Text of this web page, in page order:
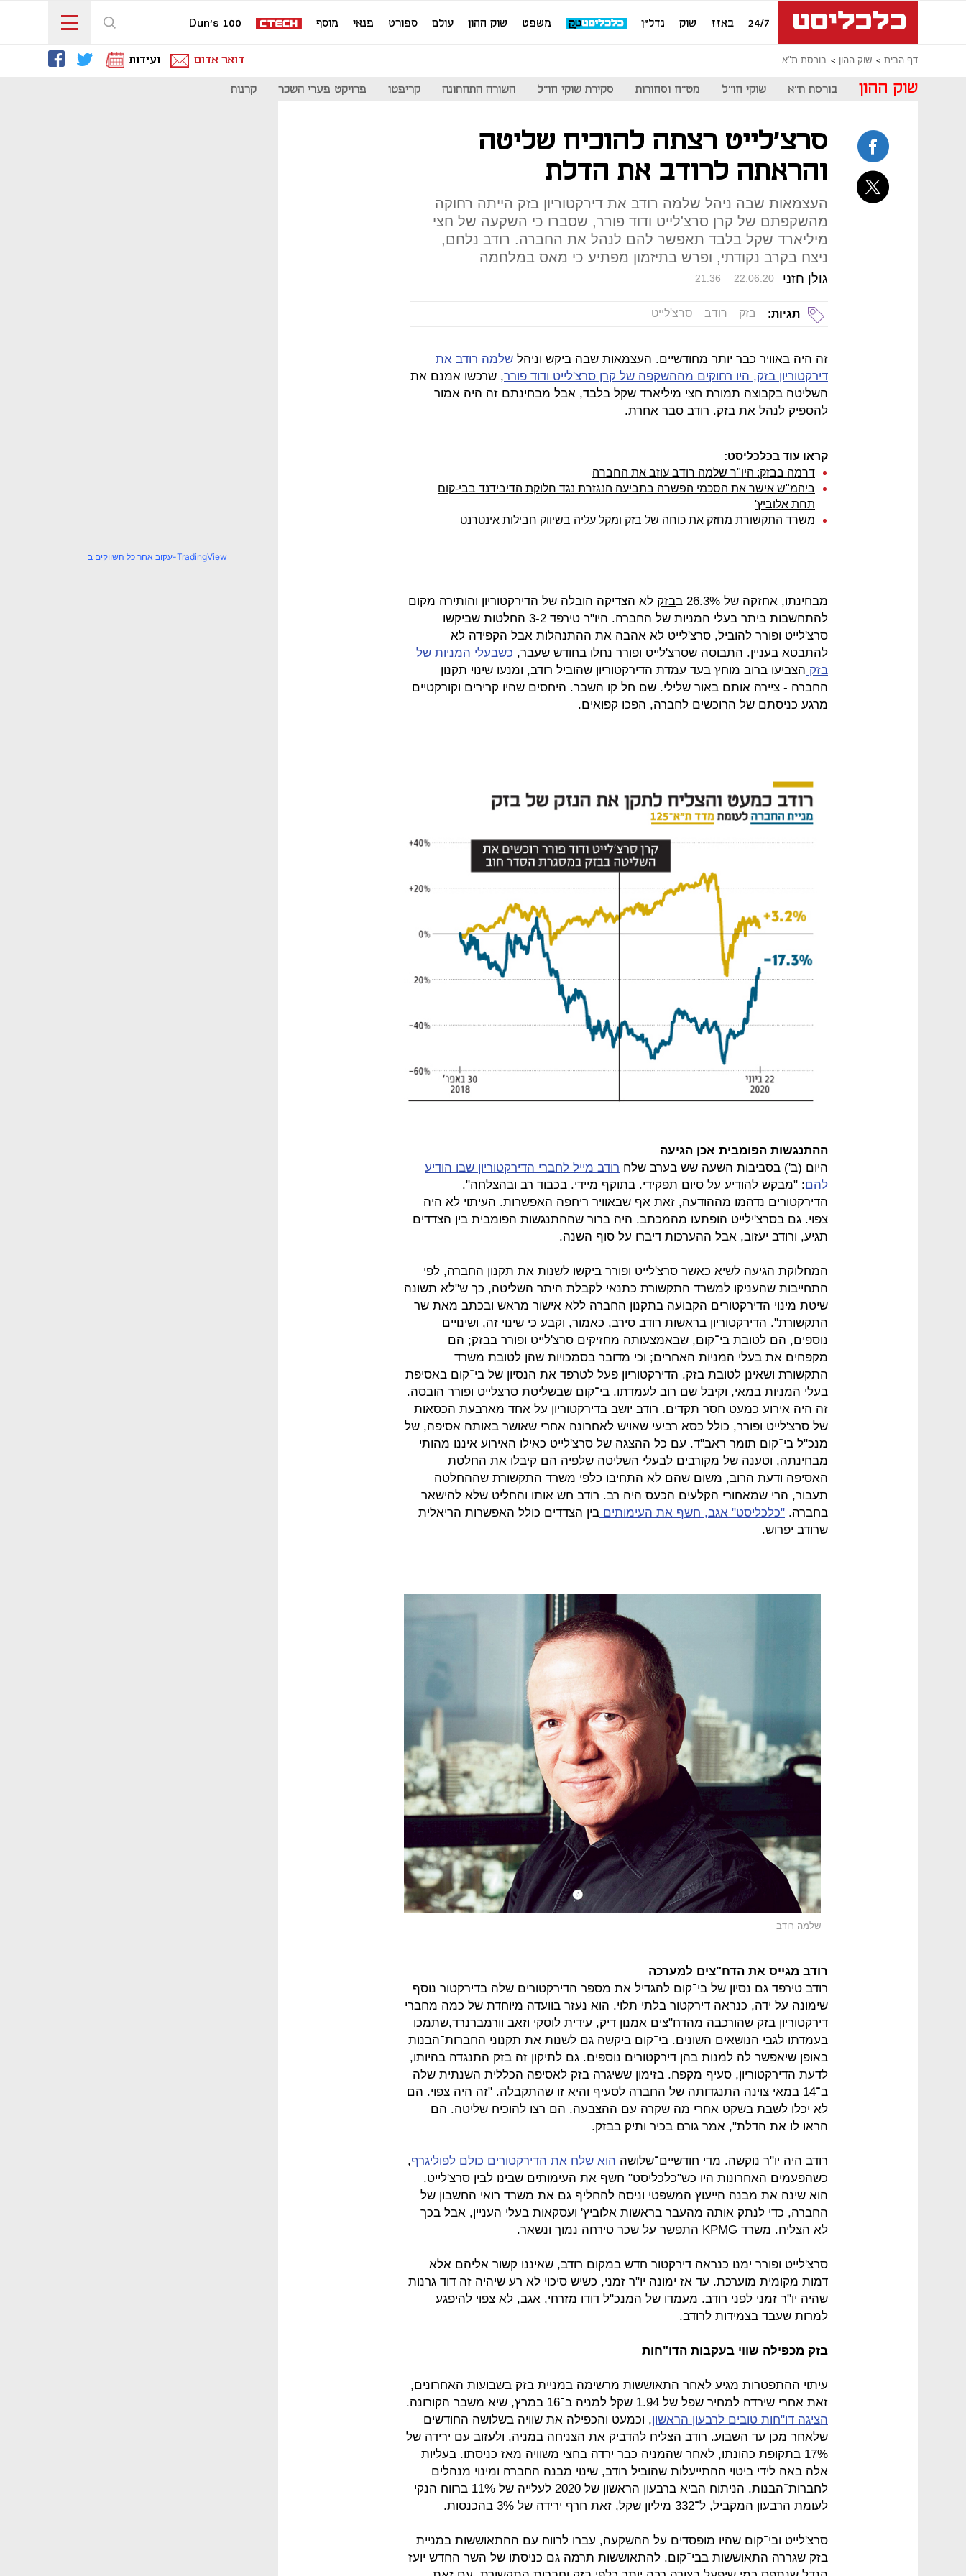
24/7 באזז שוק נדל"ן משפט שוק ההון עולם ספורט פנאי מוסף Dun's 100
דף הבית שוק ההון בורסת ת"א דואר אדום ועידות
שוק ההון בורסת ת"א שוקי חו"ל מט"ח וסחורות סקירת שוקי חו"ל השורה התחתונה קריפטו פרויקט פערי השכר קרנות
סרצ'לייט רצתה להוכיח שליטה
והראתה לרודב את הדלת
העצמאות שבה ניהל שלמה רודב את דירקטוריון בזק הייתה רחוקה
מהשקפתם של קרן סרצ'לייט ודוד פורר, שסברו כי השקעה של חצי
מיליארד שקל בלבד תאפשר להם לנהל את החברה. רודב נלחם,
ניצח בקרב נקודתי, ופרש בתיזמון מפתיע כי מאס במלחמה
גולן חזני 21:36 22.06.20
תגיות: בזק רודב סרצ'לייט
זה היה באוויר כבר יותר מחודשיים. העצמאות שבה ביקש וניהל שלמה רודב את
דירקטוריון בזק, היו רחוקים מההשקפה של קרן סרצ'לייט ודוד פורר, שרכשו אמנם את
השליטה בקבוצה תמורת חצי מיליארד שקל בלבד, אבל מבחינתם זה היה אמור
להספיק לנהל את בזק. רודב סבר אחרת.
קראו עוד בכלכליסט:
דרמה בבזק: היו"ר שלמה רודב עוזב את החברה
ביהמ"ש אישר את הסכמי הפשרה בתביעה הנגזרת נגד חלוקת הדיבידנד בבי-קום
תחת אלוביץ'
משרד התקשורת מחזק את כוחה של בזק ומקל עליה בשיווק חבילות אינטרנט
מבחינתו, אחזקה של 26.3% ב בזק לא הצדיקה הובלה של הדירקטוריון והותירה מקום
להתחשבות ביתר בעלי המניות של החברה. היו"ר טירפד 3-2 החלטות שביקשו
סרצ'לייט ופורר להוביל, סרצ'לייט לא אהבה את ההתנהלות אבל הקפידה לא
להתבטא בעניין. התבוסה שסרצ'לייט ופורר נחלו בחודש שעבר, כשבעלי המניות של
בזק הצביעו ברוב מוחץ בעד עמדת הדירקטוריון שהוביל רודב, ומנעו שינוי תקנון
החברה - ציירה אותם באור שלילי. שם חל קו השבר. היחסים שהיו קרירים וקורקטיים
מרגע כניסתם של הרוכשים לחברה, הפכו קפואים.
ההתנגשות הפומבית אכן הגיעה
היום (ב') בסביבות השעה שש בערב שלח רודב מייל לחברי הדירקטוריון שבו הודיע
להם: "מבקש להודיע על סיום תפקידי. בתוקף מיידי. בכבוד רב ובהצלחה".
הדירקטורים נדהמו מההודעה, זאת אף שבאוויר ריחפה האפשרות. העיתוי לא היה
צפוי. גם בסרצ'ילייט הופתעו מהמכתב. היה ברור שההתנגשות הפומבית בין הצדדים
תגיע, ורודב יעזוב, אבל ההערכות דיברו על סוף השנה.
המחלוקת הגיעה לשיא כאשר סרצ'לייט ופורר ביקשו לשנות את תקנון החברה, לפי
התחייבות שהעניקו למשרד התקשורת כתנאי לקבלת היתר השליטה, כך ש"לא תשונה
שיטת מינוי הדירקטורים הקבועה בתקנון החברה ללא אישור מראש ובכתב מאת שר
התקשורת". הדירקטוריון בראשות רודב סירב, כאמור, וקבע כי שינוי זה, ושינויים
נוספים, הם לטובת בי־קום, שבאמצעותה מחזיקים סרצ'לייט ופורר בבזק; הם
מקפחים את בעלי המניות האחרים; וכי מדובר בסמכויות שהן לטובת משרד
התקשורת ושאינן לטובת בזק. הדירקטוריון פעל לטרפד את הנסיון של בי־קום באסיפת
בעלי המניות במאי, וקיבל שם רוב לעמדתו. בי־קום שבשליטת סרצלייט ופורר הובסה.
זה היה אירוע כמעט חסר תקדים. רודב יושב בדירקטוריון על אחד מארבעת הכסאות
של סרצ'לייט ופורר, כולל כסא רביעי שאויש לאחרונה אחרי שאושר באותה אסיפה, של
מנכ"ל בי־קום תומר ראב"ד. עם כל ההצגה של סרצ'לייט כאילו האירוע איננו מהותי
מבחינתה, וטענה של מקורבים לבעלי השליטה שלפיה הם קיבלו את החלטת
האסיפה ודעת הרוב, משום שהם לא התחיבו כלפי משרד התקשורת שההחלטה
תעבור, הרי שמאחורי הקלעים הכעס היה רב. רודב חש אותו והחליט שלא להישאר
בחברה. "כלכליסט" אגב, חשף את העימותים בין הצדדים כולל האפשרות הריאלית
שרודב יפרוש.
שלמה רודב
רודב מגייס את הדח"צים למערכה
רודב טירפד גם נסיון של בי־קום להגדיל את מספר הדירקטורים שלה בדירקטור נוסף
שימונה על ידה, כנראה דירקטור בלתי תלוי. הוא נעזר בוועדה מיוחדת של כמה מחברי
דירקטוריון בזק שהורכבה מהדח"צים אמנון דיק, עידית לוסקי וזאב וורמברנרד,שתמכו
בעמדתו לגבי הנושאים השונים. בי־קום ביקשה גם לשנות את תקנוני החברות־הבנות
באופן שיאפשר לה למנות בהן דירקטורים נוספים. גם לתיקון זה בזק התנגדה בהיותו,
לדעת הדירקטוריון, סעיף מקפח. בזימון ששיגרה בזק לאסיפה הכללית השנתית שלה
ב־14 במאי צוינה התנגדותה של החברה לסעיף והיא זו שהתקבלה. "זה היה צפוי. הם
לא יכלו לשבת בשקט אחרי מה שקרה עם ההצבעה. הם רצו להוכיח שליטה. הם
הראו לו את הדלת", אמר גורם בכיר ותיק בבזק.
רודב היה יו"ר נוקשה. מדי חודשיים־שלושה הוא שלח את הדירקטורים כולם לפוליגרף,
כשהפעמים האחרונות היו כש"כלכליסט" חשף את העימותים שבינו לבין סרצ'לייט.
הוא שינה את מבנה הייעוץ המשפטי וניסה להחליף גם את משרד רואי החשבון של
החברה, כדי לנתק אותה מהעבר בראשות אלוביץ' ועסקאות בעלי העניין, אבל בכך
לא הצליח. משרד KPMG התפשר על שכר טירחה נמוך ונשאר.
סרצ'לייט ופורר ימנו כנראה דירקטור חדש במקום רודב, שאיננו קשור אליהם אלא
דמות מקומית מוערכת. עד אז ימונה יו"ר זמני, כשיש סיכוי לא רע שיהיה זה דוד גרנות
שהיה יו"ר זמני לפני רודב. מעמדו של המנכ"ל דודו מזרחי, אגב, לא צפוי להיפגע
למרות שעבד בצמידות לרודב.
בזק מכפילה שווי בעקבות הדו"חות
עיתוי ההתפטרות מגיע לאחר התאוששות מרשימה במניית בזק בשבועות האחרונים,
זאת אחרי שירדה למחיר שפל של 1.94 שקל למניה ב־16 במרץ, שיא משבר הקורונה.
הציגה דו"חות טובים לרבעון הראשון, וכמעט והכפילה את שוויה בשלושה החודשים
שלאחר מכן עד השבוע. רודב הצליח להדביק את הצניחה במניה, ולעזוב עם ירידה של
17% בתקופת כהונתו, לאחר שהמניה כבר ירדה בחצי משוויה מאז כניסתו. בעליות
אלה באה לידי ביטוי ההתייעלות שהוביל רודב, שינוי מבנה החברה ומינוי מנהלים
לחברות־הבנות. הניתוח הביא ברבעון הראשון של 2020 לעלייה של 11% ברווח הנקי
לעומת הרבעון המקביל, ל־332 מיליון שקל, זאת חרף ירידה של 3% בהכנסות.
סרצ'לייט ובי־קום שהיו מופסדים על ההשקעה, עברו לרווח עם ההתאוששות במניית
בזק שגררה התאוששות בבי־קום. להתאוששות תרמה גם כניסתו של השר החדש יועז
עקוב אחר כל השווקים ב-TradingView